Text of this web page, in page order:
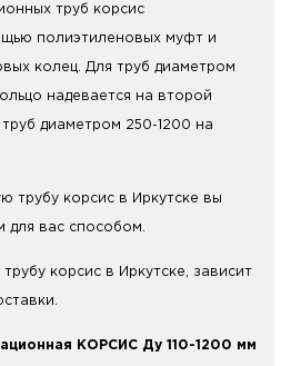
труб корсис
полиэтиленовых муфт и
колец. Для труб диаметром
надевается на второй
диаметром 250-1200 на
трубу корсис в Иркутске вы
вас способом.
корсис в Иркутске, зависит
КОРСИС Ду 110-1200 мм